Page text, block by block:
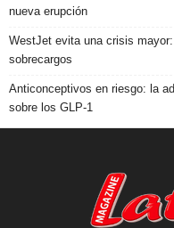
nueva erupción
WestJet evita una crisis
sobrecargos
Anticonceptivos en riesgo: la
sobre los GLP-1